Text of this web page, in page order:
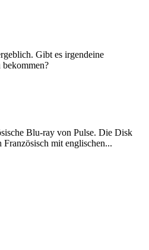
Gibt es irgendeine
Blu-ray von Pulse. Die Disk
mit englischen...